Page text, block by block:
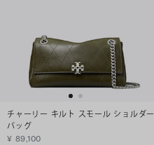
チャーリー キルト スモール ショルダー
バッグ
¥ 89,100